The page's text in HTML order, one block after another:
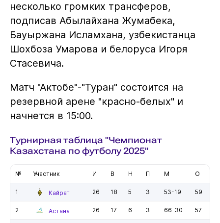
несколько громких трансферов,
подписав Абылайхана Жумабека,
Бауыржана Исламхана, узбекистанца
Шохбоза Умарова и белоруса Игоря
Стасевича.
Матч "Актобе"-"Туран" состоится на
резервной арене "красно-белых" и
начнется в 15:00.
Турнирная таблица "Чемпионат
Казахстана по футболу 2025"
№ Участник И В Н П М О
1 Кайрат 26 18 5 3 53-19 59
2 Астана 26 17 6 3 66-30 57